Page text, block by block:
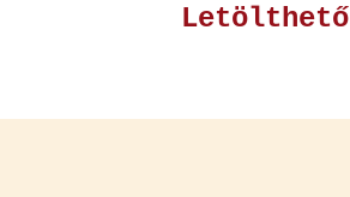
Le­tölt­he­tő